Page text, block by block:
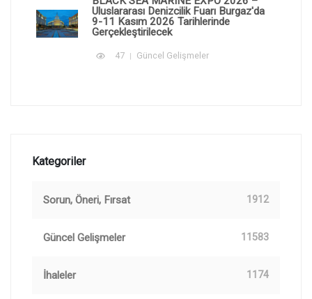
Uluslararası Denizcilik Fuarı Burgaz'da
9-11 Kasım 2026 Tarihlerinde
Gerçekleştirilecek
47 Güncel Gelişmeler
Kategoriler
Sorun, Öneri, Fırsat 1912
Güncel Gelişmeler 11583
İhaleler 1174